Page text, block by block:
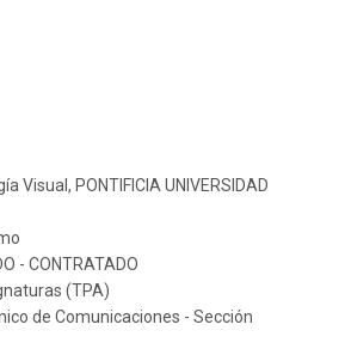
Visual, PONTIFICIA UNIVERSIDAD
- CONTRATADO
(TPA)
de Comunicaciones - Sección